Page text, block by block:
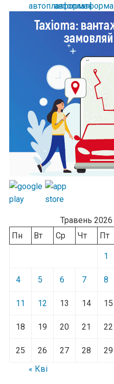
Травень 2026
Пн
Вт Ср Чт Пт
1
4 5 6 7 8
11 12 13 14 15
18 19 20 21 22
25 26 27 28 29
« Кві